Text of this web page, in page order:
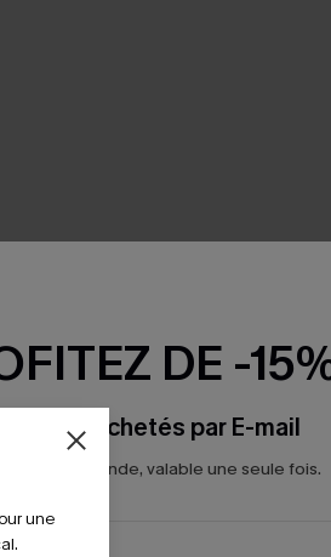
une
DE -
dès 2 Achetés par E-mail
par commande, valable une seule fois.